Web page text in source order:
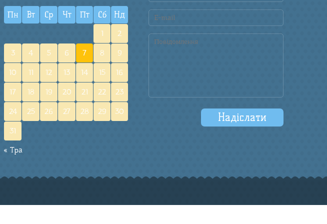
Пн Вт Ср Чт Пт Сб Нд
« Тра
1 2
3 4 5 6 7 8 9
10 11 12 13 14 15 16
17 18 19 20 21 22 23
24 25 26 27 28 29 30
31